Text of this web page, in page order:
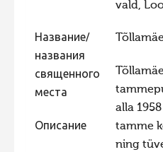
Видео 2020
Фотоконкурс 2019
Фотоконкурс 2018
Фотоконкурс 2016
vald,
Название/
названия
священного
места
Описание
alla
tamme
ning